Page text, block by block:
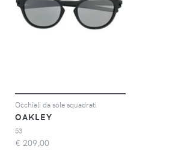
Occhiali da sole squadrati
OAKLEY
53
€ 209,00